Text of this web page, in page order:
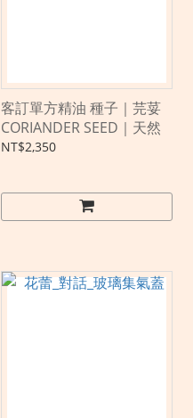
客訂單方精油 種子｜芫荽
CORIANDER SEED｜天然
NT$2,350